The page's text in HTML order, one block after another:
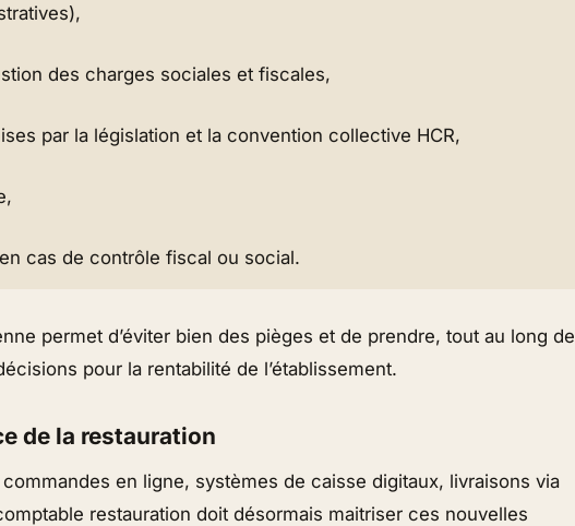
des charges sociales et fiscales,
par la législation et la convention collective HCR,
cas de contrôle fiscal ou social.
permet d’éviter bien des pièges et de prendre, tout au long de
pour la rentabilité de l’établissement.
de la restauration
en ligne, systèmes de caisse digitaux, livraisons via
restauration doit désormais maitriser ces nouvelles